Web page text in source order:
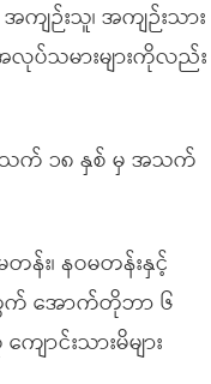
ကျဉ်းသူ၊ အကျဉ်းသား
အလုပ်သမားများကိုလည်း
သက် ၁၈ နှစ် မှ အသက်
န်း၊ နဝမတန်းနှင့်
တွက် အောက်တိုဘာ ၆
ာင်းသားမိများ